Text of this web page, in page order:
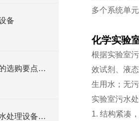
备
实验室废水处理设备的选购要点，你知道多少？
一款合格的实验室废水处理设备有哪些性能要求和组成结构？
多个系统单
化学实验
根据实验室
效试剂、液
生用水；无
实验室污水
1. 结构紧凑